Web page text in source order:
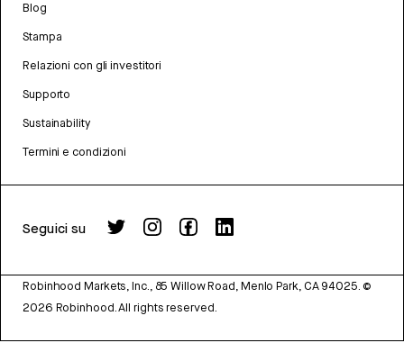
Blog
Stampa
Relazioni con gli investitori
Supporto
Sustainability
Termini e condizioni
Seguici su
Robinhood Markets, Inc., 85 Willow Road, Menlo Park, CA 94025. ©
2026 Robinhood. All rights reserved.